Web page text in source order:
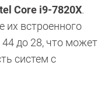
Core i9-7820X.
их встроенного
до 28, что может
систем с